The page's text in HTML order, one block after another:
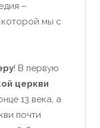
–
мы с
! В первую
церкви
13 века, а
почти